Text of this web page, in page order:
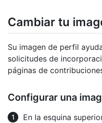
Cambiar tu
Su imagen de perfil
solicitudes de
páginas de
Configurar una
En la esquina